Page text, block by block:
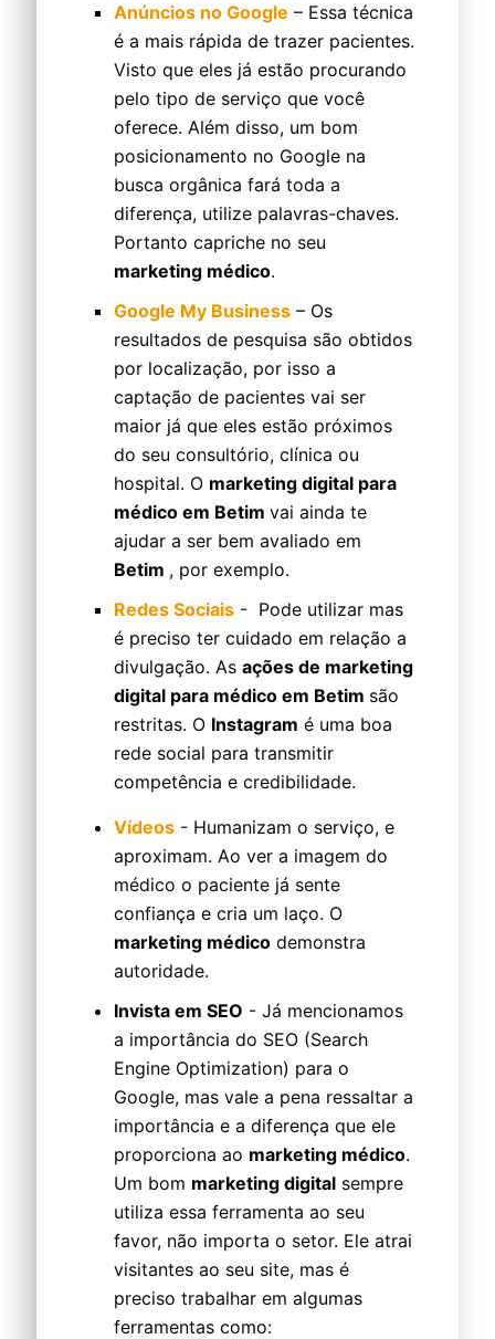
Anúncios no Google – Essa técnica
é a mais rápida de trazer pacientes.
Visto que eles já estão procurando
pelo tipo de serviço que você
oferece. Além disso, um bom
posicionamento no Google na
busca orgânica fará toda a
diferença, utilize palavras-chaves.
Portanto capriche no seu
marketing médico.
Google My Business – Os
resultados de pesquisa são obtidos
por localização, por isso a
captação de pacientes vai ser
maior já que eles estão próximos
do seu consultório, clínica ou
hospital. O marketing digital para
médico em Betim vai ainda te
ajudar a ser bem avaliado em
Betim , por exemplo.
Redes Sociais - Pode utilizar mas
é preciso ter cuidado em relação a
divulgação. As ações de marketing
digital para médico em Betim são
restritas. O Instagram é uma boa
rede social para transmitir
competência e credibilidade.
Vídeos - Humanizam o serviço, e
aproximam. Ao ver a imagem do
médico o paciente já sente
confiança e cria um laço. O
marketing médico demonstra
autoridade.
Invista em SEO - Já mencionamos
a importância do SEO (Search
Engine Optimization) para o
Google, mas vale a pena ressaltar a
importância e a diferença que ele
proporciona ao marketing médico.
Um bom marketing digital sempre
utiliza essa ferramenta ao seu
favor, não importa o setor. Ele atrai
visitantes ao seu site, mas é
preciso trabalhar em algumas
ferramentas como: